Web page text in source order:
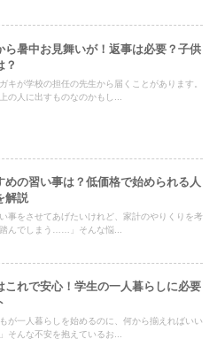
ら暑中お見舞いが！返事は必要？子供
？
キが学校の担任の先生から届くことがあります。
の人に出すものなのかもし...
めの習い事は？低価格で始められる人
解説
事をさせてあげたいけれど、家計のやりくりを考
踏んでしまう……」そんな悩...
これで安心！学生の一人暮らしに必要
が一人暮らしを始めるのに、何から揃えればいい
そんな不安を抱えているお...